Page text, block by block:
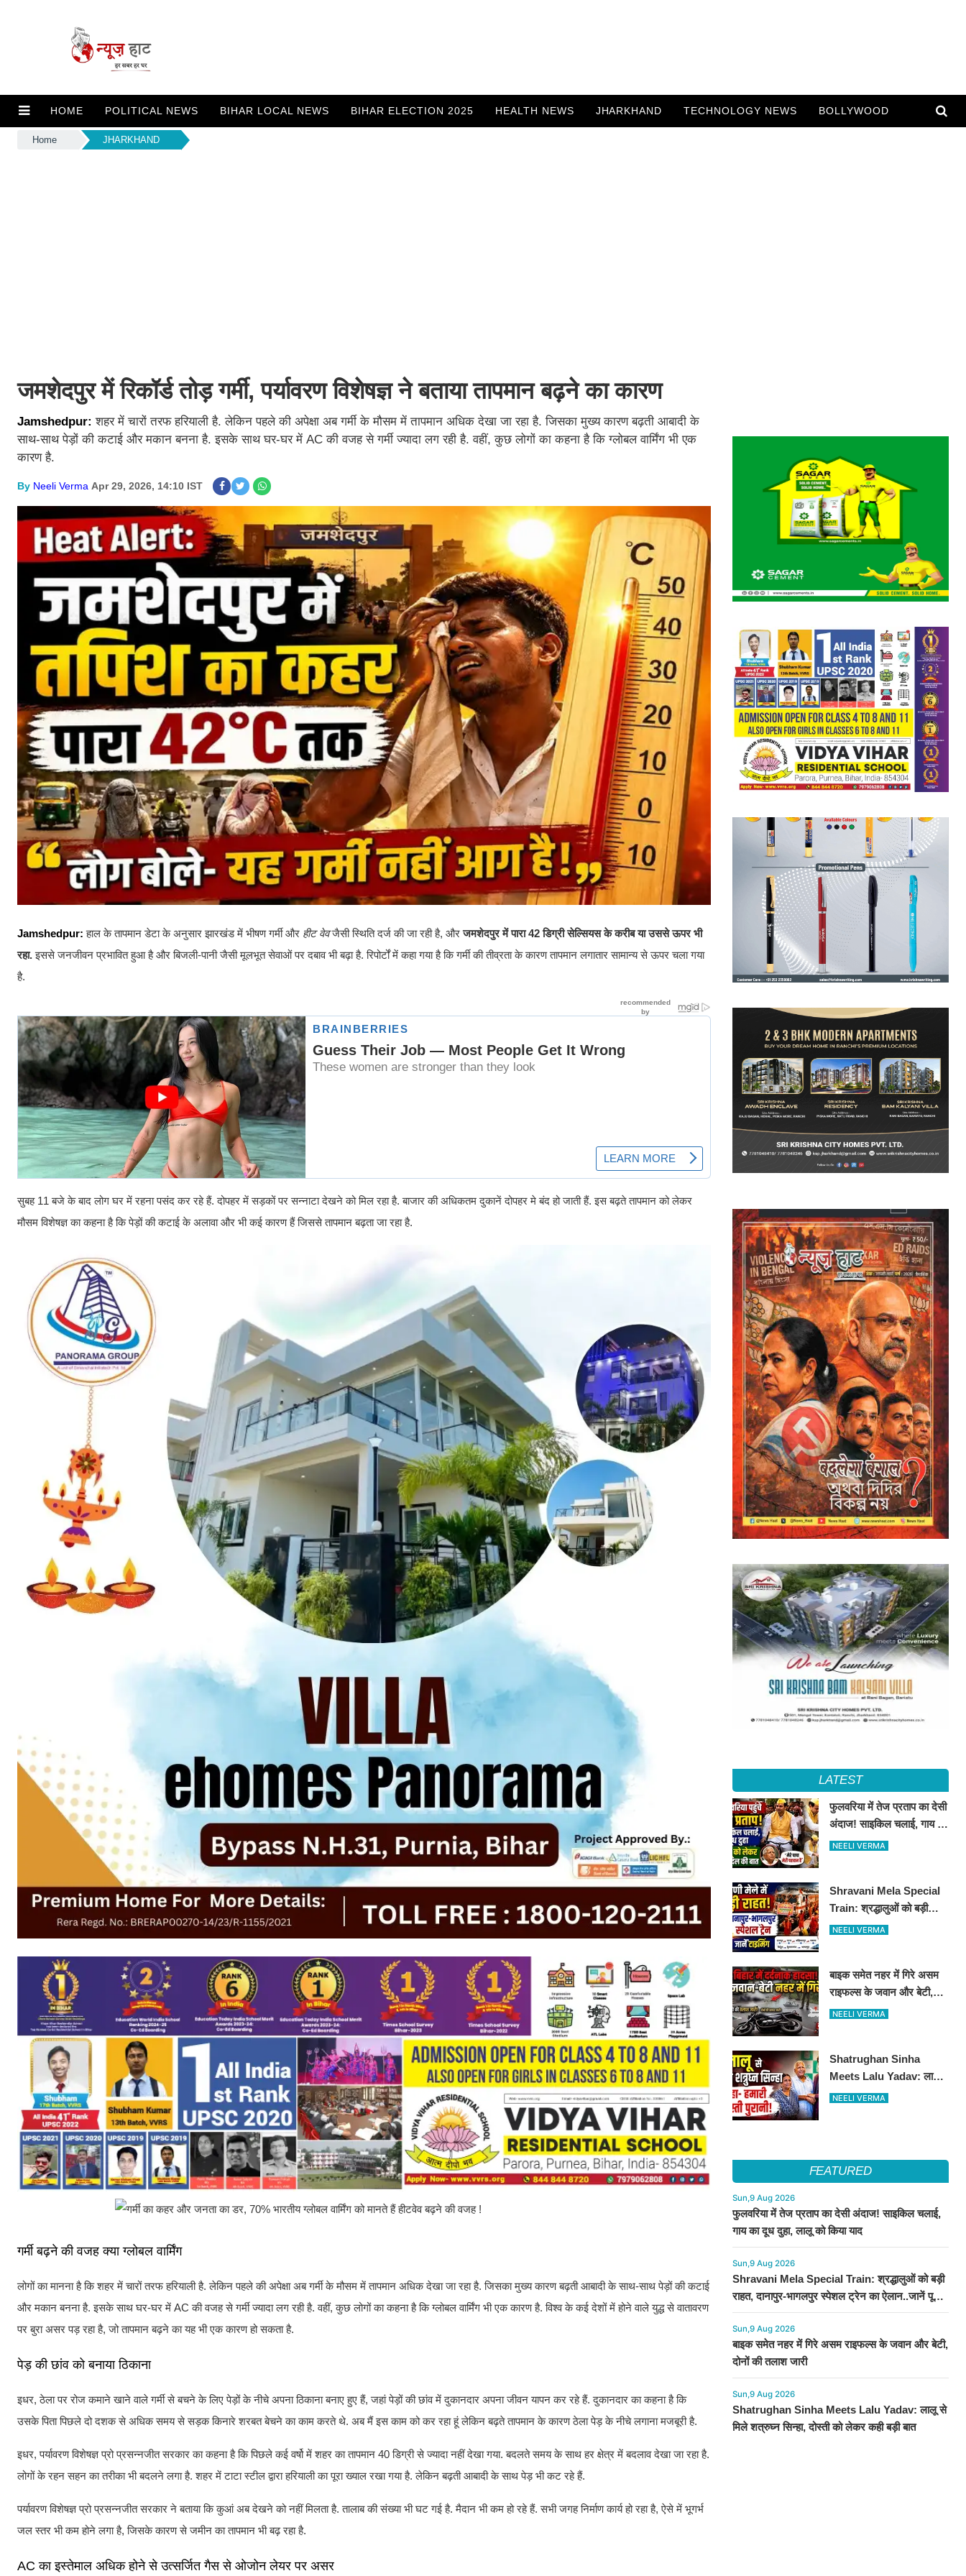
HOME POLITICAL NEWS BIHAR LOCAL NEWS BIHAR ELECTION 2025 HEALTH NEWS JHARKHAND TECHNOLOGY NEWS BOLLYWOOD
Home JHARKHAND
जमशेदपुर में रिकॉर्ड तोड़ गर्मी, पर्यावरण विशेषज्ञ ने बताया तापमान बढ़ने का कारण
Jamshedpur:शहर में चारों तरफ हरियाली है. लेकिन पहले की अपेक्षा अब गर्मी के मौसम में तापमान अधिक देखा जा रहा है. जिसका मुख्य कारण बढ़ती आबादी के
साथ-साथ पेड़ों की कटाई और मकान बनना है. इसके साथ घर-घर में AC की वजह से गर्मी ज्यादा लग रही है. वहीं, कुछ लोगों का कहना है कि ग्लोबल वार्मिंग भी एक
कारण है.
By Neeli Verma Apr 29, 2026, 14:10 IST
Jamshedpur: हाल के तापमान डेटा के अनुसार झारखंड में भीषण गर्मी और हीट वेवजैसी स्थिति दर्ज की जा रही है, औरजमशेदपुर में पारा 42 डिग्री सेल्सियस के करीब या उससे ऊपर भी
रहा.इससे जनजीवन प्रभावित हुआ है और बिजली-पानी जैसी मूलभूत सेवाओं पर दबाव भी बढ़ा है. रिपोर्टों में कहा गया है कि गर्मी की तीव्रता के कारण तापमान लगातार सामान्य से ऊपर चला गया
है.
सुबह 11 बजे के बाद लोग घर में रहना पसंद कर रहे हैं. दोपहर में सड़कों पर सन्नाटा देखने को मिल रहा है. बाजार की अधिकतम दुकानें दोपहर मे बंद हो जाती हैं. इस बढ़ते तापमान को लेकर
मौसम विशेषज्ञ का कहना है कि पेड़ों की कटाई के अलावा और भी कई कारण हैं जिससे तापमान बढ़ता जा रहा है.
गर्मी बढ़ने की वजह क्या ग्लोबल वार्मिंग
लोगों का मानना है कि शहर में चारों तरफ हरियाली है. लेकिन पहले की अपेक्षा अब गर्मी के मौसम में तापमान अधिक देखा जा रहा है. जिसका मुख्य कारण बढ़ती आबादी के साथ-साथ पेड़ों की कटाई
और मकान बनना है. इसके साथ घर-घर में AC की वजह से गर्मी ज्यादा लग रही है. वहीं, कुछ लोगों का कहना है कि ग्लोबल वार्मिंग भी एक कारण है. विश्व के कई देशों में होने वाले युद्ध से वातावरण
पर बुरा असर पड़ रहा है, जो तापमान बढ़ने का यह भी एक कारण हो सकता है.
पेड़ की छांव को बनाया ठिकाना
इधर, ठेला पर रोज कमाने खाने वाले गर्मी से बचने के लिए पेड़ों के नीचे अपना ठिकाना बनाए हुए हैं, जहां पेड़ों की छांव में दुकानदार अपना जीवन यापन कर रहे हैं. दुकानदार का कहना है कि
उसके पिता पिछले दो दशक से अधिक समय से सड़क किनारे शरबत बेचने का काम करते थे. अब मैं इस काम को कर रहा हूं लेकिन बढ़ते तापमान के कारण ठेला पेड़ के नीचे लगाना मजबूरी है.
इधर, पर्यावरण विशेषज्ञ प्रो प्रसन्नजीत सरकार का कहना है कि पिछले कई वर्षो में शहर का तापमान 40 डिग्री से ज्यादा नहीं देखा गया. बदलते समय के साथ हर क्षेत्र में बदलाव देखा जा रहा है.
लोगों के रहन सहन का तरीका भी बदलने लगा है. शहर में टाटा स्टील द्वारा हरियाली का पूरा ख्याल रखा गया है. लेकिन बढ़ती आबादी के साथ पेड़ भी कट रहे हैं.
पर्यावरण विशेषज्ञ प्रो प्रसन्नजीत सरकार ने बताया कि कुआं अब देखने को नहीं मिलता है. तालाब की संख्या भी घट गई है. मैदान भी कम हो रहे हैं. सभी जगह निर्माण कार्य हो रहा है, ऐसे में भूगर्भ
जल स्तर भी कम होने लगा है, जिसके कारण से जमीन का तापमान भी बढ़ रहा है.
AC का इस्तेमाल अधिक होने से उत्सर्जित गैस से ओजोन लेयर पर असर
LATEST
फुलवरिया में तेज प्रताप का देसी
अंदाज! साइकिल चलाई, गाय का
दूध दुहा, लालू को किया याद
NEELI VERMA
Shravani Mela Special
Train: श्रद्धालुओं को बड़ी
राहत, दानापुर-भागलपुर स्पेशल
NEELI VERMA
बाइक समेत नहर में गिरे असम
राइफल्स के जवान और बेटी,
दोनों की तलाश जारी
NEELI VERMA
Shatrughan Sinha
Meets Lalu Yadav: लालू
से मिले शत्रुघ्न सिन्हा, दोस्ती
NEELI VERMA
FEATURED
Sun,9 Aug 2026
फुलवरिया में तेज प्रताप का देसी अंदाज! साइकिल चलाई,
गाय का दूध दुहा, लालू को किया याद
Sun,9 Aug 2026
Shravani Mela Special Train: श्रद्धालुओं को बड़ी
राहत, दानापुर-भागलपुर स्पेशल ट्रेन का ऐलान..जानें पूरा
टाइमटेबल...
Sun,9 Aug 2026
बाइक समेत नहर में गिरे असम राइफल्स के जवान और बेटी,
दोनों की तलाश जारी
Sun,9 Aug 2026
Shatrughan Sinha Meets Lalu Yadav: लालू से
मिले शत्रुघ्न सिन्हा, दोस्ती को लेकर कही बड़ी बात